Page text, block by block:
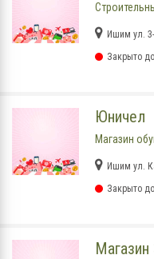
Ишим ул.
Закрыто
Юничел
Магазин
Ишим ул.
Закрыто